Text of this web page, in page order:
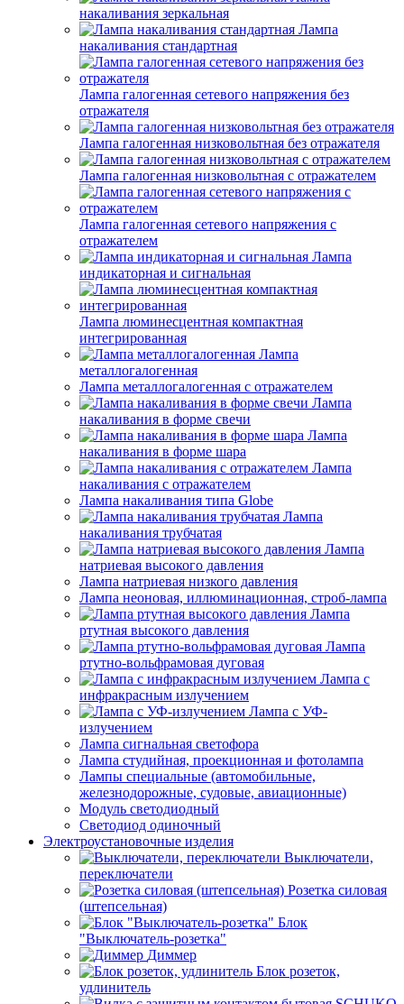
накаливания зеркальная
Лампа
накаливания стандартная
Лампа галогенная сетевого напряжения без
отражателя
Лампа галогенная низковольтная без отражателя
Лампа галогенная низковольтная с отражателем
Лампа галогенная сетевого напряжения с
отражателем
Лампа
индикаторная и сигнальная
Лампа люминесцентная компактная
интегрированная
Лампа
металлогалогенная
Лампа металлогалогенная с отражателем
Лампа
накаливания в форме свечи
Лампа
накаливания в форме шара
Лампа
накаливания с отражателем
Лампа накаливания типа Globe
Лампа
накаливания трубчатая
Лампа
натриевая высокого давления
Лампа натриевая низкого давления
Лампа неоновая, иллюминационная, строб-лампа
Лампа
ртутная высокого давления
Лампа
ртутно-вольфрамовая дуговая
Лампа с
инфракрасным излучением
Лампа с УФ-
излучением
Лампа сигнальная светофора
Лампа студийная, проекционная и фотолампа
Лампы специальные (автомобильные,
железнодорожные, судовые, авиационные)
Модуль светодиодный
Светодиод одиночный
Электроустановочные изделия
Выключатели,
переключатели
Розетка силовая
(штепсельная)
Блок
"Выключатель-розетка"
Диммер
Блок розеток,
удлинитель